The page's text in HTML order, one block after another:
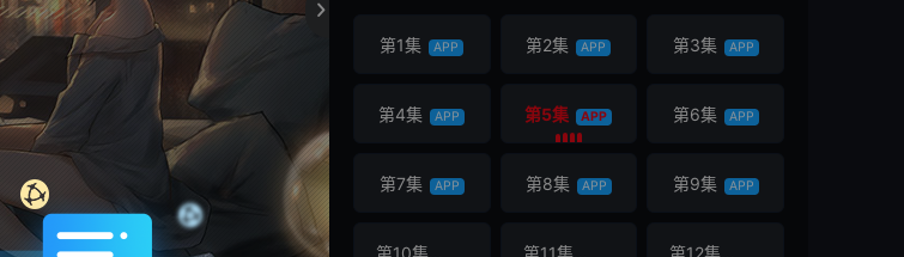

第1集 APP 第2集 APP 第3集 APP
第4集 APP 第5集 APP 第6集 APP
第7集 APP 第8集 APP 第9集 APP
第10集 第11集 第12集